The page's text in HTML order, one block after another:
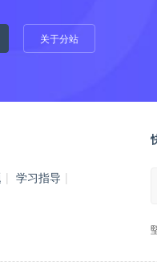
关于分站
| 学习指导 |